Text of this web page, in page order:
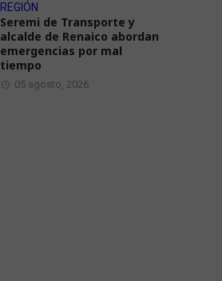
REGIÓN
Seremi de Transporte y
alcalde de Renaico abordan
emergencias por mal
tiempo
05 agosto, 2026